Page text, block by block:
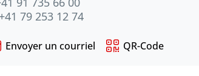
79 253 12 74
Envoyer un courriel QR-Code